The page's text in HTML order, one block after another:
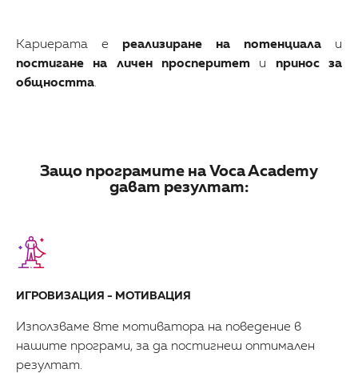
Кариерата е реализиране на потенциала и
постигане на личен просперитет и принос за
общността.
Защо програмите на Voca Academy
дават резултат:
ИГРОВИЗАЦИЯ - МОТИВАЦИЯ
Използваме 8те мотиватора на поведение в
нашите програми, за да постигнеш оптимален
резултат.